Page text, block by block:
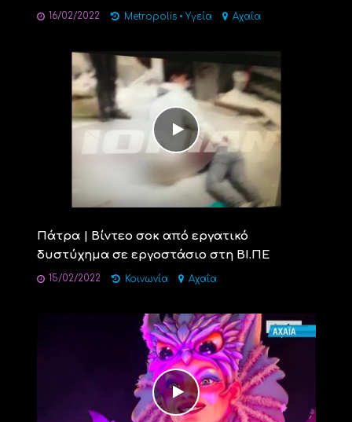
16/02/2022 Metropolis • Υγεία Αχαΐα
Πάτρα | Βίντεο σοκ από εργατικό
δυστύχημα σε εργοστάσιο στη ΒΙ.ΠΕ
15/02/2022 Κοινωνία Αχαΐα